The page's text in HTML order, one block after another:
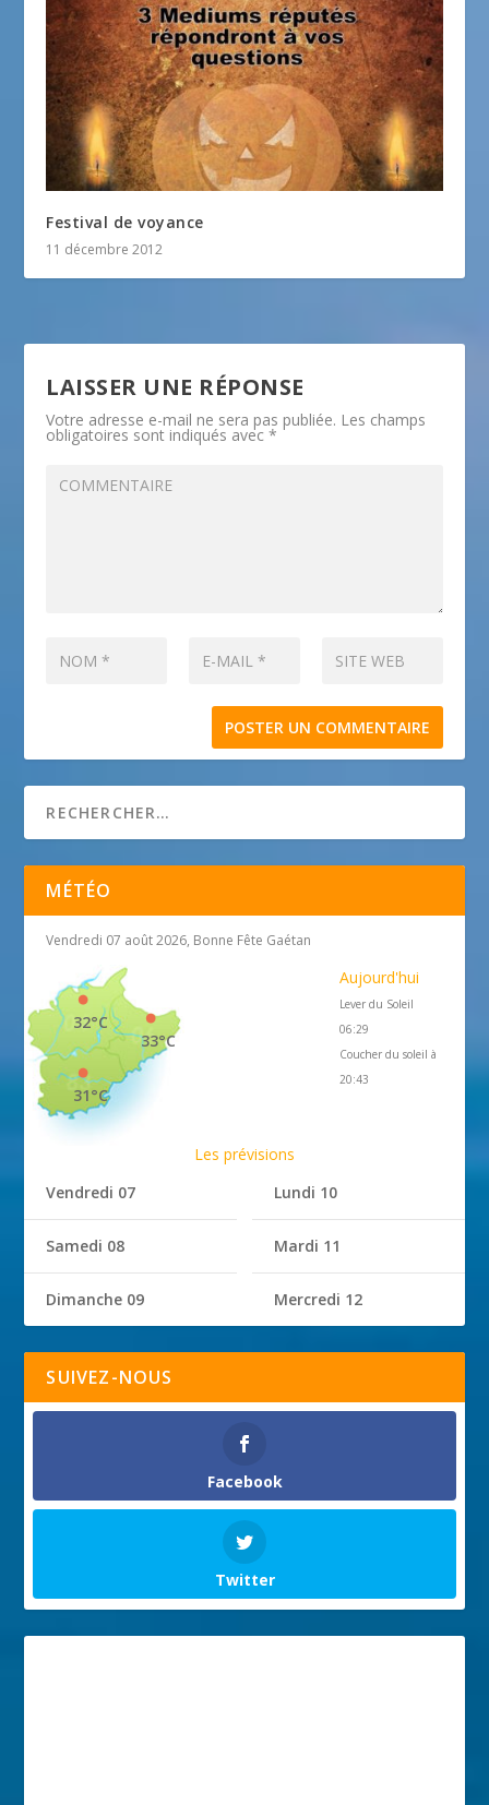
Festival de voyance
11 décembre 2012
LAISSER UNE RÉPONSE
Votre adresse e-mail ne sera pas publiée. Les champs
obligatoires sont indiqués avec*
MÉTÉO
Vendredi 07 août 2026, Bonne Fête Gaétan
33°C
32°C
31°C
Aujourd'hui
Lever du Soleil
06:29
Coucher du soleil à
20:43
Les prévisions
Vendredi 07
Samedi 08
Dimanche 09
Lundi 10
Mardi 11
Mercredi 12
SUIVEZ-NOUS
Facebook
Twitter